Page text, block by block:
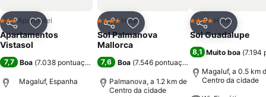
PartilharAdicionar aos favoritos
3 EstrelasAparthotel
Apartamentos
Vistasol
7,7 Boa (7.038 pontuações )
Magaluf, Espanha
PartilharAdicionar aos favoritos
4 EstrelasHotel
Sol Palmanova
Mallorca
7,6 Boa (7.546 pontuações
Palmanova, a 1.2 km de
Centro da cidade
Partilhar
4 EstrelasHotel
Sol Guadalupe
8,1 Muito boa (7.194
Magaluf, a 0.5 km
Centro da cidade